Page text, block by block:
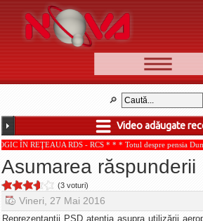
📰 Ştiri
🆕 Cele mai noi
Ştirile Nova TV
Poveşti din Braşov
Punct şi de la capăt
Faţă în faţă
Video adăugate
ÎN REŢEAUA RDS - RCS * * * Totul despre pensia
Asumarea răspunderii
(3 voturi)
Vineri, 27 Mai 2016
Reprezentantii PSD atenţia asupra utilizării